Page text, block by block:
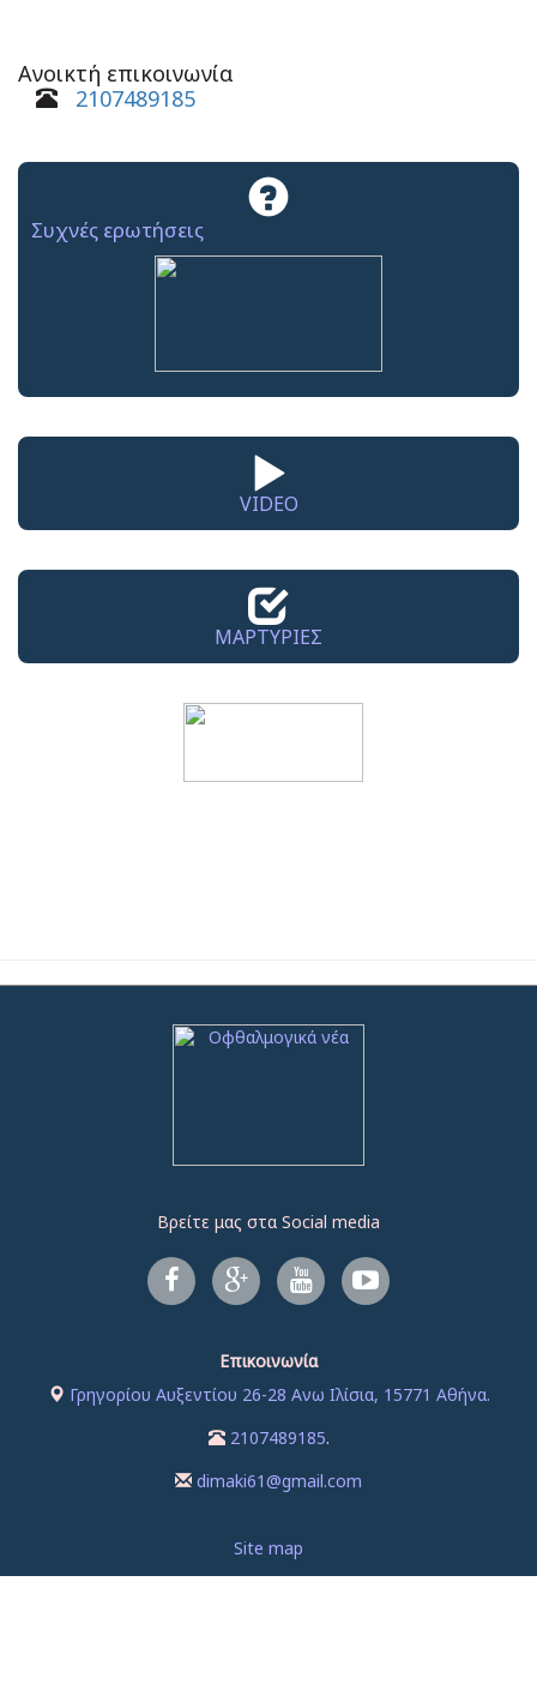
Ανοικτή επικοινωνία
2107489185
Συχνές ερωτήσεις
VIDEO
ΜΑΡΤΥΡΙΕΣ
Βρείτε μας στα Social media
Επικοινωνία
Γρηγορίου Αυξεντίου 26-28 Ανω Ιλίσια, 15771 Αθήνα.
2107489185.
dimaki61@gmail.com
Site map